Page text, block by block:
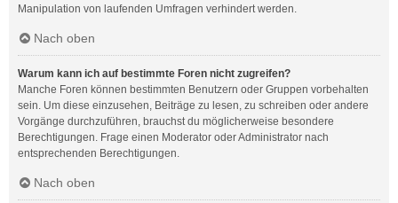
Manipulation von laufenden Umfragen verhindert werden.
Nach oben
Warum kann ich auf bestimmte Foren nicht zugreifen?
Manche Foren können bestimmten Benutzern oder Gruppen vorbehalten
sein. Um diese einzusehen, Beiträge zu lesen, zu schreiben oder andere
Vorgänge durchzuführen, brauchst du möglicherweise besondere
Berechtigungen. Frage einen Moderator oder Administrator nach
entsprechenden Berechtigungen.
Nach oben